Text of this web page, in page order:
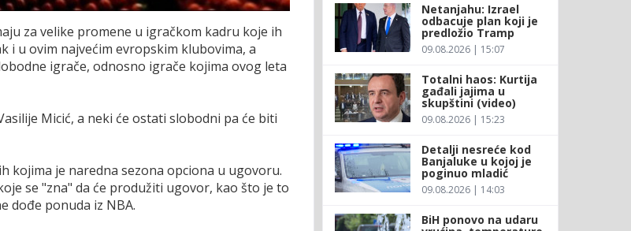
za velike promene u igračkom kadru koje ih
i u ovim najvećim evropskim klubovima, a
igrače, odnosno igrače kojima ovog leta
Micić, a neki će ostati slobodni pa će biti
kojima je naredna sezona opciona u ugovoru.
se "zna" da će produžiti ugovor, kao što je to
dođe ponuda iz NBA.
Netanjahu: Izrael
odbacuje plan koji je
predložio Tramp
09.08.2026 | 15:07
Totalni haos: Kurtija
gađali jajima u
skupštini (video)
09.08.2026 | 15:23
Detalji nesreće kod
Banjaluke u kojoj je
poginuo mladić
09.08.2026 | 14:03
BiH ponovo na udaru